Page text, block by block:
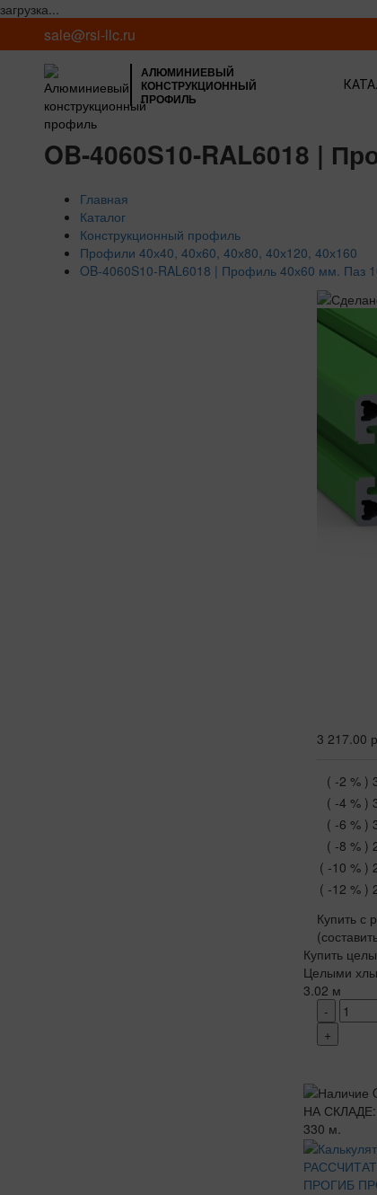
загрузка...
sale@rsi-llc.ru
АЛЮМИНИЕВЫЙ
КОНСТРУКЦИОННЫЙ
ПРОФИЛЬ
OB-4060S10-RAL6018 |
Главная
Каталог
Конструкционный профиль
Профили 40х40, 40х60, 40х80, 40х120, 40х160
OB-4060S10-RAL6018 | Профиль 40х60 мм. Паз
3 217.00
( -2 % )
( -4 % )
( -6 % )
( -8 % )
( -10 % )
( -12 % )
Купить с
Купить
Целыми
3.02 м
-
+
НА СКЛАДЕ:
330 м.
ПРОГИБ